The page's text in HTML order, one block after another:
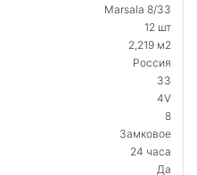
Marsala 8/33
12 шт
2,219 м2
Россия
33
4V
8
Замковое
24 часа
Да